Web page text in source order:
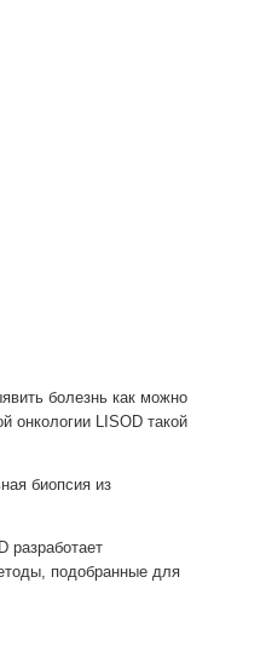
болезнь как можно
онкологии LISOD такой
биопсия из
разработает
подобранные для